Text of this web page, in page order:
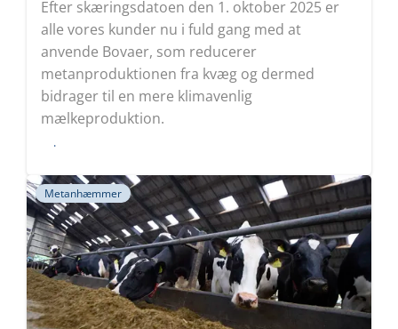
Efter skæringsdatoen den 1. oktober 2025 er
alle vores kunder nu i fuld gang med at
anvende Bovaer, som reducerer
metanproduktionen fra kvæg og dermed
bidrager til en mere klimavenlig
mælkeproduktion.
Læs
Metanhæmmer